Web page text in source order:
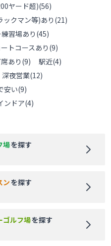
ヤード超)(56)
クマン等)あり (21)
習場あり (45)
トコースあり (9)
あり (9) 駅近(4)
深夜営業(12)
安い(9)
ンドア(4)
場を探す
ンを探す
ゴルフ場を探す